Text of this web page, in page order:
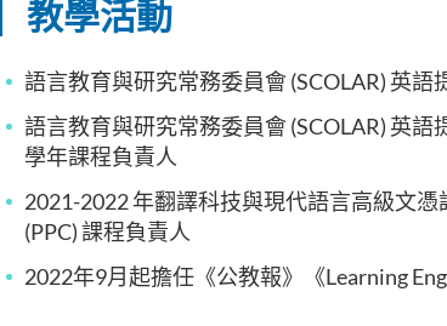
教學活動
語言教育與研究常務委員會 (SCOLAR) 英
語言教育與研究常務委員會 (SCOLAR) 英
學年課程負責人
2021-2022 年翻譯科技與現代語言高級文
(PPC) 課程負責人
2022年9月起擔任《公教報》《Learning